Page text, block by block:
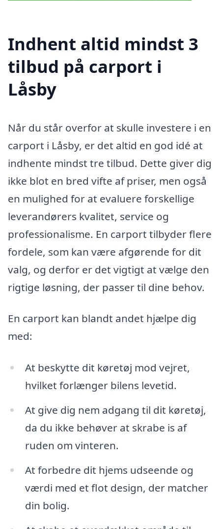
Indhent altid mindst 3
tilbud på carport i
Låsby
Når du står overfor at skulle investere i en
carport i Låsby, er det altid en god idé at
indhente mindst tre tilbud. Dette giver dig
ikke blot en bred vifte af priser, men også
en mulighed for at evaluere forskellige
leverandørers kvalitet, service og
professionalisme. En carport tilbyder flere
fordele, som kan være afgørende for dit
valg, og derfor er det vigtigt at vælge den
rigtige løsning, der passer til dine behov.
En carport kan blandt andet hjælpe dig
med:
At beskytte dit køretøj mod vejret,
hvilket forlænger bilens levetid.
At give dig nem adgang til dit køretøj,
da du ikke behøver at skrabe is af
ruden om vinteren.
At forbedre dit hjems udseende og
værdi med et flot design, der matcher
din bolig.